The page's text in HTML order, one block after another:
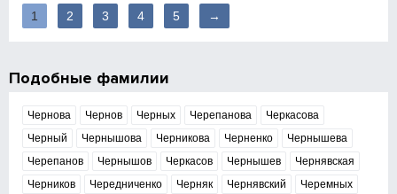
1 2 3 4 5 →
Подобные фамилии
Чернова Чернов Черных Черепанова
Черкасова
Черный
Чернышова Черникова Черненко
Чернышева
Черепанов
Чернышов Черкасов Чернышев
Чернявская
Черников
Чередниченко Черняк Чернявский
Черемных